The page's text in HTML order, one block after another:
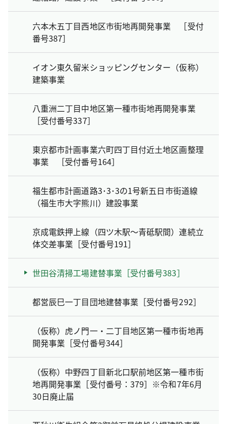
六本木五丁目西地区市街地再開発事業 ［受付
番号387］
イオン東久留米ショッピングセンター（仮称）
建築事業
八重洲二丁目中地区第一種市街地再開発事業
［受付番号337］
東京都市計画事業六町四丁目付近土地区画整理
事業 ［受付番号164］
福生都市計画道路3･3･3の1号新五日市街道線
（福生市大字熊川）建設事業
京成電鉄押上線（四ツ木駅～青砥駅間）連続立
体交差事業［受付番号191］
世田谷清掃工場建替事業［受付番号383］
都営辰巳一丁目団地建替事業［受付番号292］
（仮称）虎ノ門一・二丁目地区第一種市街地再
開発事業［受付番号344］
（仮称）中野四丁目新北口駅前地区第一種市街
地再開発事業［受付番号：379］※令和7年6月
30日廃止届